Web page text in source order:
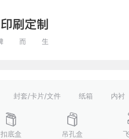
封套/卡片/文件 纸箱 内衬
扣底盒 吊孔盒